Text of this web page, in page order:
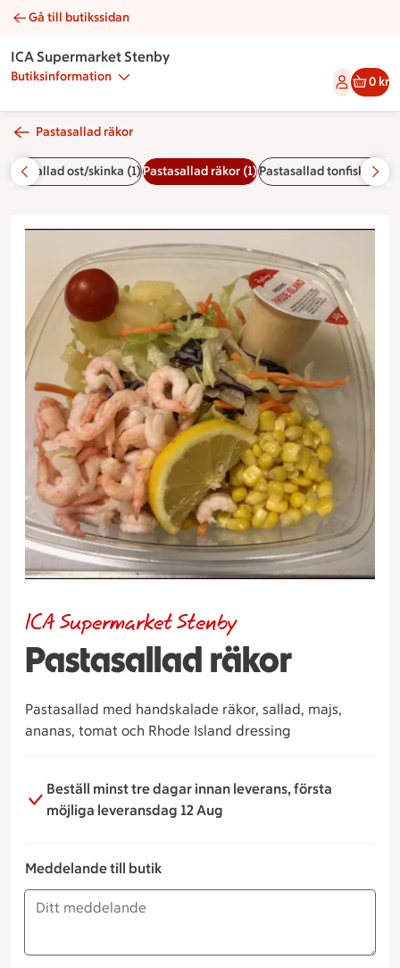
Pastasallad räkor | Catering ICA Supermarket Stenby
Gå till butikssidan
ICA Supermarket Stenby
Butiksinformation 0 kr
Pastasallad räkor
Pastasallad ost/skinka (1)Pastasallad räkor (1)Pastasallad tonfisk (1)
Pastasallad räkor
ICA Supermarket Stenby
Pastasallad med handskalade räkor, sallad, majs,
ananas, tomat och Rhode Island dressing
Beställ minst tre dagar innan leverans, första
möjliga leveransdag 12 Aug
Meddelande till butik